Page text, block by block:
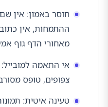
חוסר באמון: אין
ההתמחות, אין
מאחורי הדף גוף
אי התאמה
צפופים, טופס
טעינה איטית: